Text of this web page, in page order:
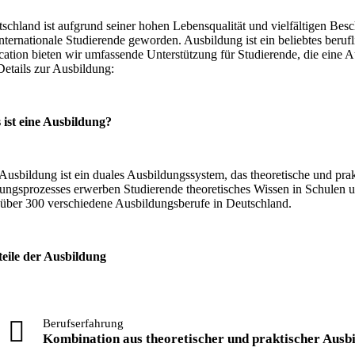
ist aufgrund seiner hohen Lebensqualität und vielfältigen
Studierende geworden. Ausbildung ist ein beliebtes
bieten wir umfassende Unterstützung für Studierende, die eine
zur Ausbildung:
ist eine Ausbildung?
ist ein duales Ausbildungssystem, das theoretische und
erwerben Studierende theoretisches Wissen in
300 verschiedene Ausbildungsberufe in Deutschland.
der Ausbildung
Berufserfahrung
Kombination aus theoretischer und praktischer